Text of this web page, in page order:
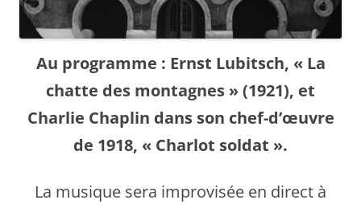
Au programme : Ernst Lubitsch, « La
chatte des montagnes » (1921), et
Charlie Chaplin dans son chef-d’œuvre
de 1918, « Charlot soldat ».
La musique sera improvisée en direct à